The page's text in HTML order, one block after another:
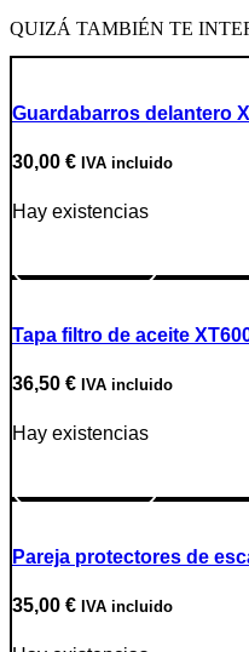
QUIZÁ TAMBIÉN TE
Guardabarros delantero
30,00 € IVA incluido
Hay existencias
Tapa filtro de aceite
36,50 € IVA incluido
Hay existencias
Pareja protectores de
35,00 € IVA incluido